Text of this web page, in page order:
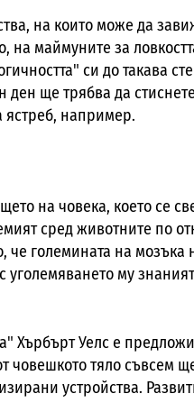
на които може да
на маймуните за
си до такава
ще трябва да
ястреб, например.
на човека, коeто се
сред животните по
че големината на мозъка
уголемяването му
Хърбърт Уелс е
човешкото тяло съвсем
устройства.